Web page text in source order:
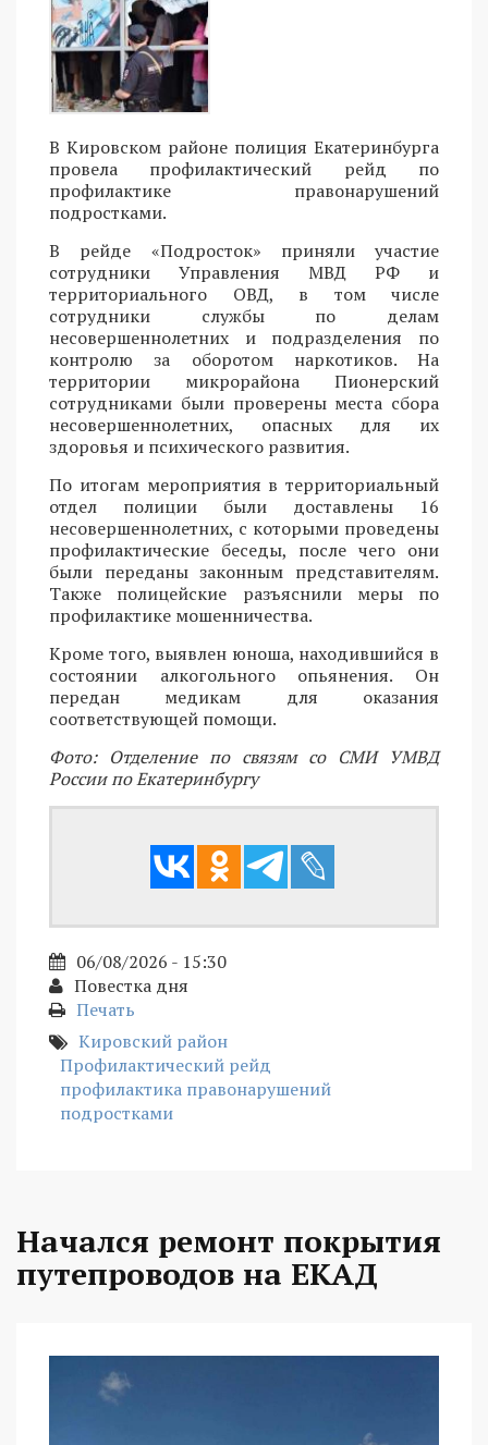
В Кировском районе полиция Екатеринбурга
провела профилактический рейд по
профилактике правонарушений
подростками.
В рейде «Подросток» приняли участие
сотрудники Управления МВД РФ и
территориального ОВД, в том числе
сотрудники службы по делам
несовершеннолетних и подразделения по
контролю за оборотом наркотиков. На
территории микрорайона Пионерский
сотрудниками были проверены места сбора
несовершеннолетних, опасных для их
здоровья и психического развития.
По итогам мероприятия в территориальный
отдел полиции были доставлены 16
несовершеннолетних, с которыми проведены
профилактические беседы, после чего они
были переданы законным представителям.
Также полицейские разъяснили меры по
профилактике мошенничества.
Кроме того, выявлен юноша, находившийся в
состоянии алкогольного опьянения. Он
передан медикам для оказания
соответствующей помощи.
Фото: Отделение по связям со СМИ УМВД
России по Екатеринбургу
06/08/2026 - 15:30
Повестка дня
Печать
Кировский район
Профилактический рейд
профилактика правонарушений
подростками
Начался ремонт покрытия
путепроводов на ЕКАД